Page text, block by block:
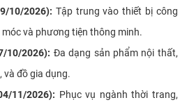
10/2026): Tập trung vào thiết bị công
và phương tiện thông minh.
10/2026): Đa dạng sản phẩm nội thất,
và đồ gia dụng.
11/2026): Phục vụ ngành thời trang,